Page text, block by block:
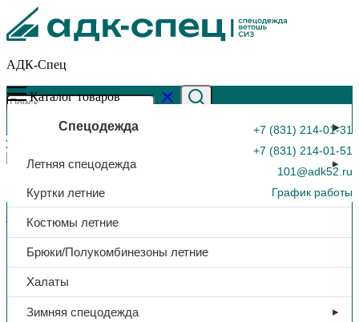
АДК-Спец
+7 (831) 214-01-31
+7 (831) 214-01-51
101@adk52.ru
График работы
0
Каталог товаров
Спецодежда
Летняя спецодежда
Куртки летние
Костюмы летние
Брюки/Полукомбинезоны летние
Халаты
Зимняя спецодежда
Главная страница»Каталог»Костюм «Ударница», куртка/пк,
тк.Смесовая, (синий/красный)